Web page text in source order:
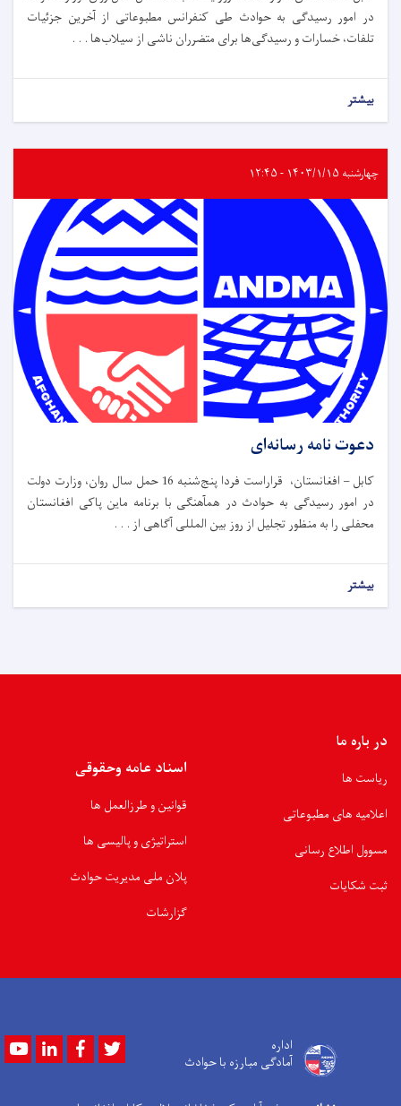
در امور رسیدگی به حوادث طی کنفرانس مطبوعاتی از آخرین جزئیات
تلفات، خسارات و رسیدگی‌ها برای متضرران ناشی از سیلاب‌ها . . .
بیشتر
چهارشنبه ۱۴۰۳/۱/۱۵ - ۱۲:۴۵
دعوت نامه رسانه‌ای
کابل – افغانستان، قراراست فردا پنج‌شنبه 16 حمل سال روان، وزارت دولت
در امور رسیدگی به حوادث در همآهنگی با برنامه ماین پاکی افغانستان
محفلی را به منظور تجلیل از روز بین المللی آگاهی از . . .
بیشتر
در باره ما
ریاست ها
اعلامیه های مطبوعاتی
مسوول اطلاع رسانی
ثبت شکایات
اسناد عامه وحقوقی
قوانین و طرزالعمل ها
استراتیژی و پالیسی ها
پلان ملی مدیریت حوادث
گزارشات
اداره
آمادگی مبارزه با حوادث
YoutubeLinkedInFacebook